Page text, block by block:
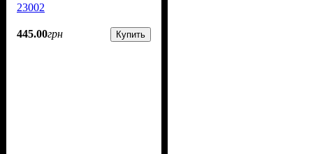
23002
445.00грн Купить